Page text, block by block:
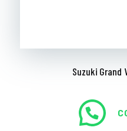
Suzuki Grand